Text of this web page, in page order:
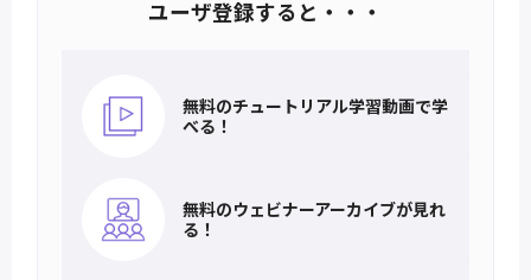
ユーザ登録すると・・・
無料のチュートリアル学習動画で学
べる！
無料のウェビナーアーカイブが見れ
る！